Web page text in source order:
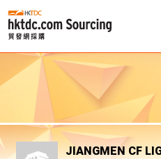
JIANGMEN CF